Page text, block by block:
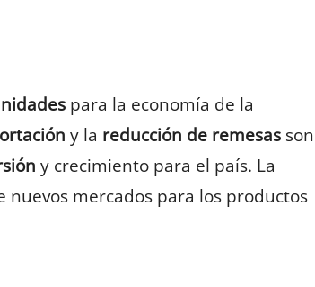
para la economía de la
y la reducción de remesas son
y crecimiento para el país. La
nuevos mercados para los productos